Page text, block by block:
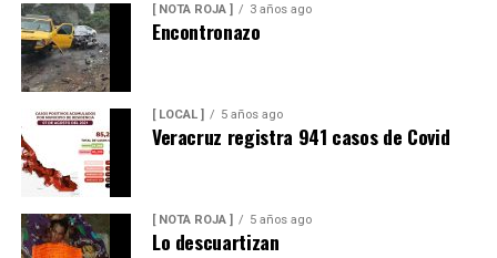
[ NOTA ROJA ] 3 años ago
Encontronazo
[ LOCAL ] 5 años ago
Veracruz registra 941 casos de Covid
[ NOTA ROJA ] 5 años ago
Lo descuartizan